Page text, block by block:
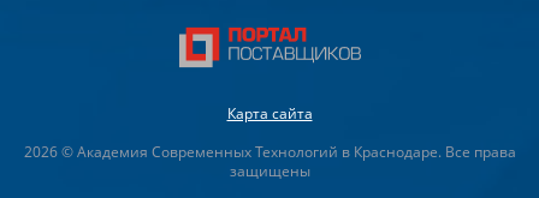
Карта сайта
2026 © Академия Современных Технологий в Краснодаре. Все права
защищены